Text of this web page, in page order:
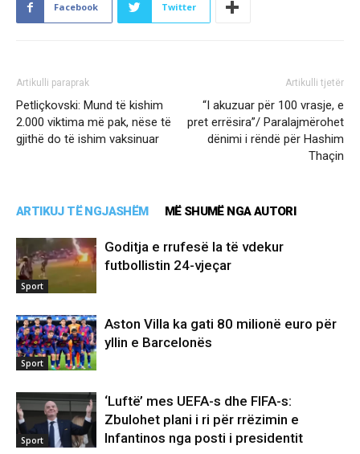
Facebook Twitter
Artikulli paraprak
Petliçkovski: Mund të kishim
2.000 viktima më pak, nëse të
gjithë do të ishim vaksinuar
Artikulli tjetër
“I akuzuar për 100 vrasje, e
pret errësira”/ Paralajmërohet
dënimi i rëndë për Hashim
Thaçin
ARTIKUJ TË NGJASHËM MË SHUMË NGA AUTORI
Sport
Goditja e rrufesë la të vdekur
futbollistin 24-vjeçar
Sport
Aston Villa ka gati 80 milionë euro për
yllin e Barcelonës
Sport
‘Luftë’ mes UEFA-s dhe FIFA-s:
Zbulohet plani i ri për rrëzimin e
Infantinos nga posti i presidentit